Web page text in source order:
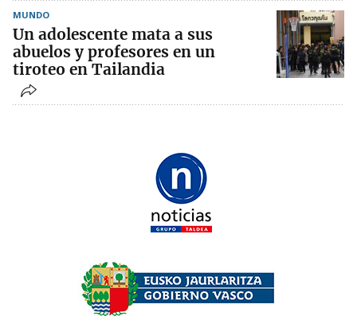
MUNDO
Un adolescente mata a sus
abuelos y profesores en un
tiroteo en Tailandia